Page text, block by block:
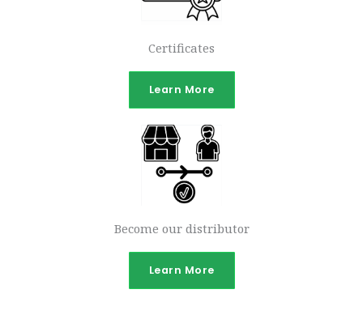
Certificates
Learn More
Become our distributor
Learn More